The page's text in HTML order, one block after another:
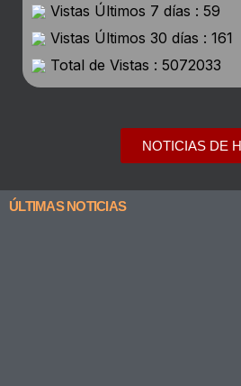
Vistas Últimos 7 días : 59
Vistas Últimos 30 días : 161
Total de Vistas : 5072033
NOTICIAS DE
ÚLTIMAS NOTICIAS